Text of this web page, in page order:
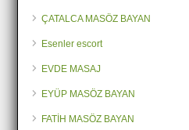
ÇATALCA MASÖZ BAYAN
Esenler escort
EVDE MASAJ
EYÜP MASÖZ BAYAN
FATİH MASÖZ BAYAN